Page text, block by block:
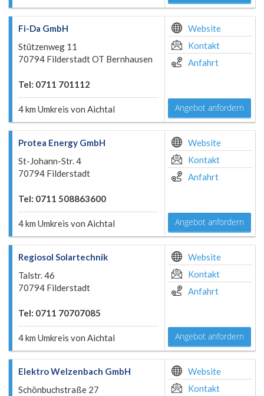
Fi-Da GmbH
Stützenweg 11
70794 Filderstadt OT Bernhausen
Tel: 0711 701112
4 km Umkreis von Aichtal
Website
Kontakt
Anfahrt
Angebot anfordern
Protea Energy GmbH
St-Johann-Str. 4
70794 Filderstadt
Tel: 0711 508863600
4 km Umkreis von Aichtal
Website
Kontakt
Anfahrt
Angebot anfordern
Regiosol Solartechnik
Talstr. 46
70794 Filderstadt
Tel: 0711 70707085
4 km Umkreis von Aichtal
Website
Kontakt
Anfahrt
Angebot anfordern
Elektro Welzenbach GmbH
Schönbuchstraße 27
Website
Kontakt